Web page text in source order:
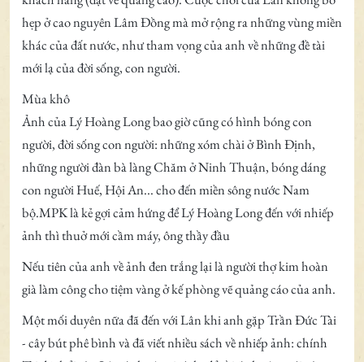
hẹp ở cao nguyên Lâm Đồng mà mở rộng ra những vùng miền
khác của đất nước, như tham vọng của anh về những đề tài
mới lạ của đời sống, con người.
Mùa khô
Ảnh của Lý Hoàng Long bao giờ cũng có hình bóng con
người, đời sống con người: những xóm chài ở Bình Định,
những người đàn bà làng Chăm ở Ninh Thuận, bóng dáng
con người Huế, Hội An... cho đến miền sông nước Nam
bộ.MPK là kẻ gợi cảm hứng để Lý Hoàng Long đến với nhiếp
ảnh thì thuở mới cầm máy, ông thầy đầu
Nếu tiên của anh về ảnh đen trắng lại là người thợ kim hoàn
già làm công cho tiệm vàng ở kế phòng vẽ quảng cáo của anh.
Một mối duyên nữa đã đến với Lân khi anh gặp Trần Đức Tài
- cây bút phê bình và đã viết nhiều sách về nhiếp ảnh: chính